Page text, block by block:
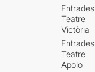
Entrades
Teatre
Victòria
Entrades
Teatre
Apolo